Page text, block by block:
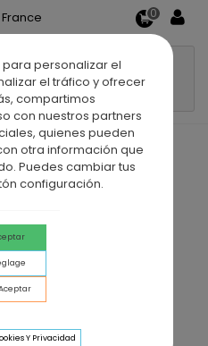
para personalizar el
el tráfico y ofrecer
compartimos
con nuestros partners
quienes pueden
otra información que
Puedes cambiar tus
configuración.
Y Privacidad
0
TITAN